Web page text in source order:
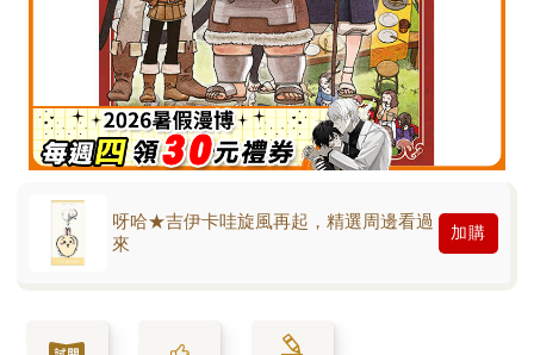
呀哈★吉伊卡哇旋風再起，精選周邊看過
來
加購